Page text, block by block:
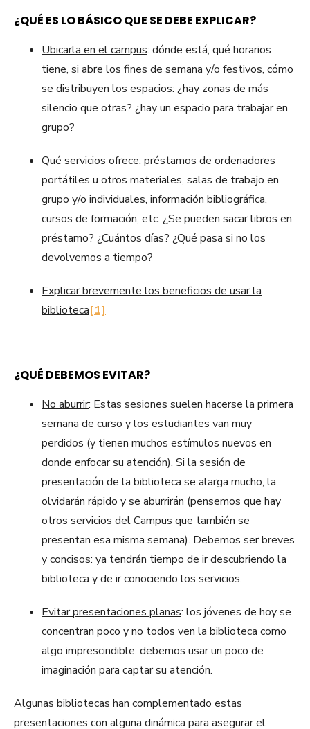
¿QUÉ ES LO BÁSICO QUE SE DEBE EXPLICAR?
Ubicarla en el campus: dónde está, qué horarios
tiene, si abre los fines de semana y/o festivos, cómo
se distribuyen los espacios: ¿hay zonas de más
silencio que otras? ¿hay un espacio para trabajar en
grupo?
Qué servicios ofrece: préstamos de ordenadores
portátiles u otros materiales, salas de trabajo en
grupo y/o individuales, información bibliográfica,
cursos de formación, etc. ¿Se pueden sacar libros en
préstamo? ¿Cuántos días? ¿Qué pasa si no los
devolvemos a tiempo?
Explicar brevemente los beneficios de usar la
biblioteca[1]
¿QUÉ DEBEMOS EVITAR?
No aburrir: Estas sesiones suelen hacerse la primera
semana de curso y los estudiantes van muy
perdidos (y tienen muchos estímulos nuevos en
donde enfocar su atención). Si la sesión de
presentación de la biblioteca se alarga mucho, la
olvidarán rápido y se aburrirán (pensemos que hay
otros servicios del Campus que también se
presentan esa misma semana). Debemos ser breves
y concisos: ya tendrán tiempo de ir descubriendo la
biblioteca y de ir conociendo los servicios.
Evitar presentaciones planas: los jóvenes de hoy se
concentran poco y no todos ven la biblioteca como
algo imprescindible: debemos usar un poco de
imaginación para captar su atención.
Algunas bibliotecas han complementado estas
presentaciones con alguna dinámica para asegurar el